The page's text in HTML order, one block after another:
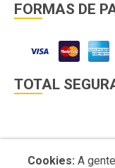
FORMAS DE
TOTAL
Cookies: A